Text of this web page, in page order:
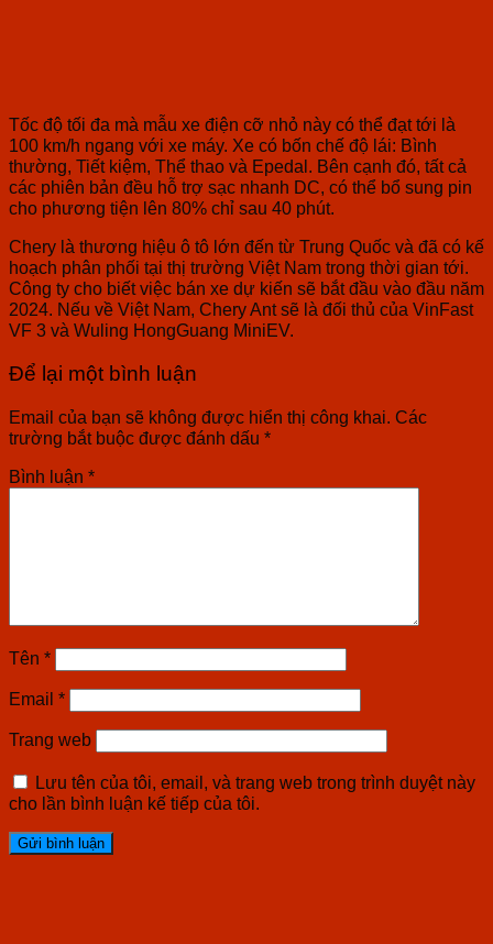
Tốc độ tối đa mà mẫu xe điện cỡ nhỏ này có thể đạt tới là
100 km/h ngang với xe máy. Xe có bốn chế độ lái: Bình
thường, Tiết kiệm, Thể thao và Epedal. Bên cạnh đó, tất cả
các phiên bản đều hỗ trợ sạc nhanh DC, có thể bổ sung pin
cho phương tiện lên 80% chỉ sau 40 phút.
Chery là thương hiệu ô tô lớn đến từ Trung Quốc và đã có kế
hoạch phân phối tại thị trường Việt Nam trong thời gian tới.
Công ty cho biết việc bán xe dự kiến ​​sẽ bắt đầu vào đầu năm
2024. Nếu về Việt Nam, Chery Ant sẽ là đối thủ của VinFast
VF 3 và Wuling HongGuang MiniEV.
Để lại một bình luận
Email của bạn sẽ không được hiển thị công khai. Các
trường bắt buộc được đánh dấu *
Bình luận *
Tên *
Email *
Trang web
Lưu tên của tôi, email, và trang web trong trình duyệt này
cho lần bình luận kế tiếp của tôi.